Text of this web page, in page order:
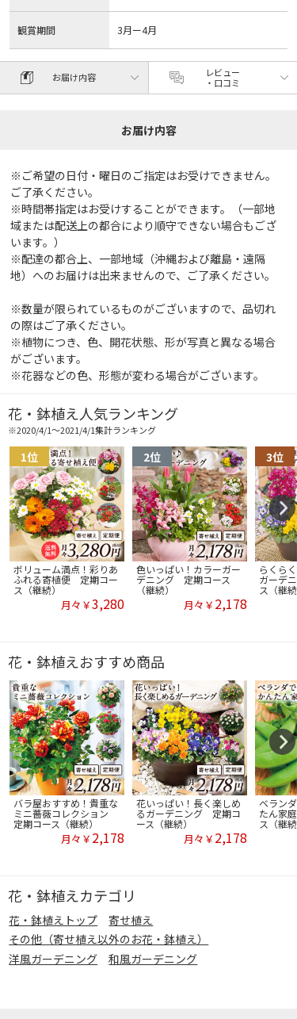
観賞期間 3月ー4月
お届け内容
レビュー
・口コミ
お届け内容
※ご希望の日付・曜日のご指定はお受けできません。
ご了承ください。
※時間帯指定はお受けすることができます。（一部地
域または配送上の都合により順守できない場合もござ
います。）
※配達の都合上、一部地域（沖縄および離島・遠隔
地）へのお届けは出来ませんので、ご了承ください。
※数量が限られているものがございますので、品切れ
の際はご了承ください。
※植物につき、色、開花状態、形が写真と異なる場合
がございます。
※花器などの色、形態が変わる場合がございます。
花・鉢植え人気ランキング
※2020/4/1～2021/4/1集計ランキング
ボリューム満点！彩りあ
ふれる寄植便 定期コー
ス（継続）
月々￥3,280
色いっぱい！カラーガー
デニング 定期コース
（継続）
月々￥ 2,178
らくら
ガーデ
ス（継続
花・鉢植えおすすめ商品
バラ屋おすすめ！貴重な
ミニ薔薇コレクション
定期コース（継続）
月々￥ 2,178
花いっぱい！長く楽しめ
るガーデニング 定期コ
ース（継続）
月々￥ 2,178
ベラン
たん家
ス（継続
花・鉢植えカテゴリ
花・鉢植えトップ
寄せ植え
その他（寄せ植え以外のお花・鉢植え）
洋風ガーデニング
和風ガーデニング